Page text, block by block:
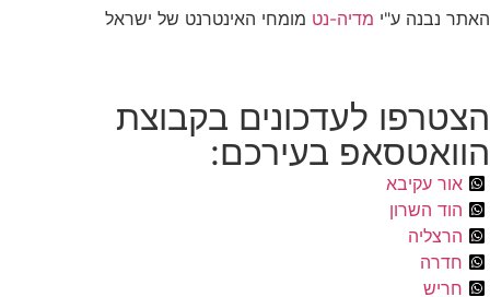
האתר נבנה ע"י מדיה-נט מומחי האינטרנט של ישראל
הצטרפו לעדכונים בקבוצת
הוואטסאפ בעירכם:
אור עקיבא
הוד השרון
הרצליה
חדרה
חריש